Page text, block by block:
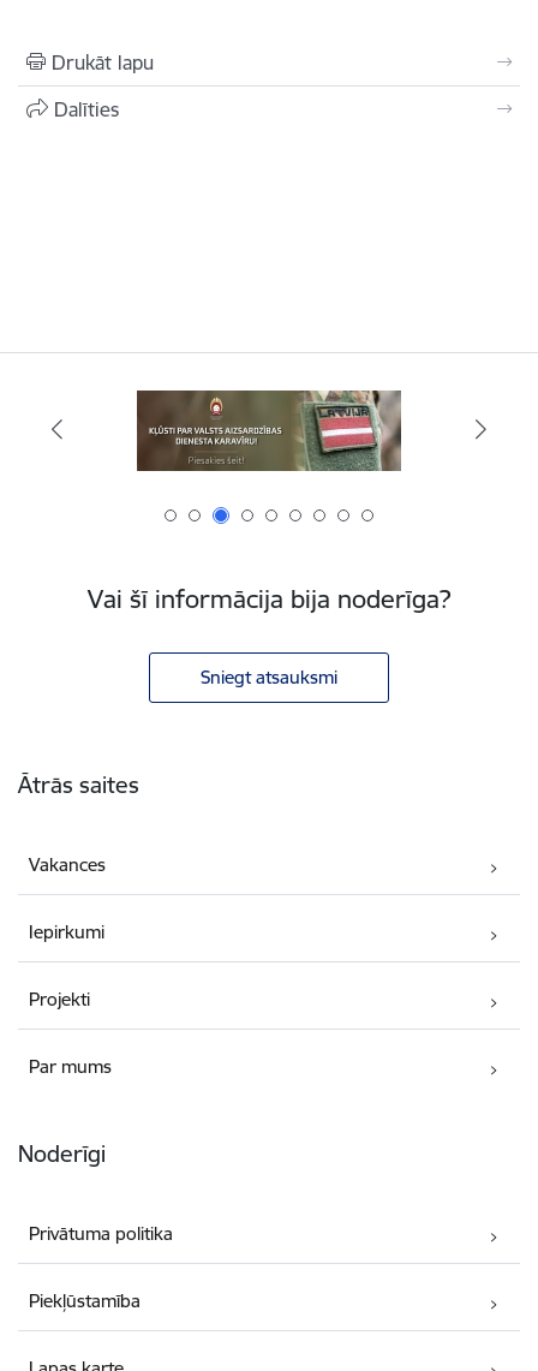
Drukāt lapu
Dalīties
Vai šī informācija bija noderīga?
Sniegt atsauksmi
Ātrās saites
Vakances
Iepirkumi
Projekti
Par mums
Noderīgi
Privātuma politika
Piekļūstamība